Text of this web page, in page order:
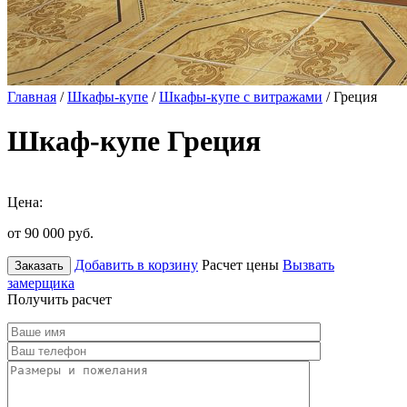
Главная /Шкафы-купе /Шкафы-купе с витражами / Греция
Шкаф-купе Греция
Цена:
от 90 000 руб.
Заказать Добавить в корзину Расчет цены Вызвать
замерщика
Получить расчет